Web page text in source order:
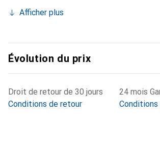
Afficher plus
Évolution du prix
Droit de retour de 30 jours
Conditions de retour
24 mois